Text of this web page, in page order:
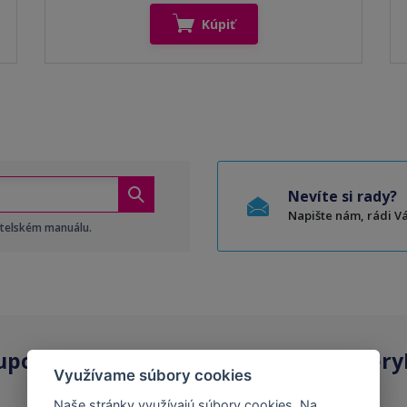
Kúpiť
manuálu.
Nevíte si rady?
Napište nám, rádi
na
Využívame súbory cookies